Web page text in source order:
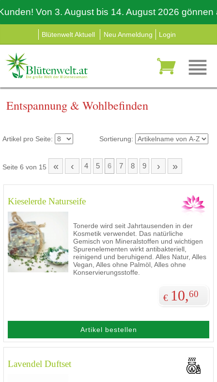
Von 3. August bis 14. August 2026 gönnen
Blütenwelt Aktuell Neu Anmeldung Login
Entspannung & Wohlbefinden
Artikel pro Seite: Sortierung:
Seite 6 von 15 « ‹ 4 5 6 7 8 9 › »
Kieselerde Naturseife
Tonerde wird seit Jahrtausenden in der
Kosmetik verwendet. Das natürliche
Gemisch von Mineralstoffen und wichtigen
Spurenelementen wirkt antibakteriell,
reinigend und beruhigend. Alles Natur, Alles
Vegan, Alles ohne Palmöl, Alles ohne
Konservierungsstoffe.
€ 10,60
Artikel bestellen
Lavendel Duftset